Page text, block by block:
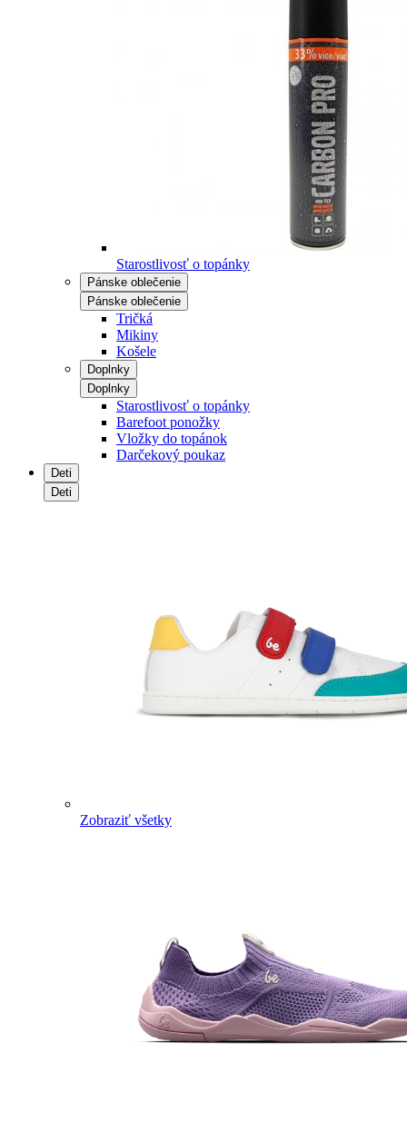
Starostlivosť o topánky
Pánske oblečenie
Pánske oblečenie
Tričká
Mikiny
Košele
Doplnky
Doplnky
Starostlivosť o topánky
Barefoot ponožky
Vložky do topánok
Darčekový poukaz
Deti
Deti
Zobraziť všetky